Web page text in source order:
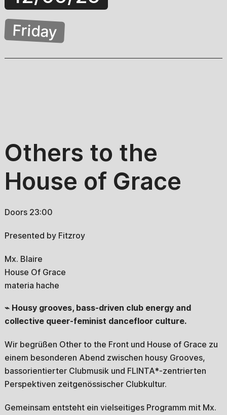
Friday
Others to the
House of Grace
Doors 23:00
Presented by Fitzroy
Mx. Blaire
House Of Grace
materia hache
⌁ Housy grooves, bass-driven club energy and
collective queer-feminist dancefloor culture.
Wir begrüßen Other to the Front und House of Grace zu
einem besonderen Abend zwischen housy Grooves,
bassorientierter Clubmusik und FLINTA*-zentrierten
Perspektiven zeitgenössischer Clubkultur.
Gemeinsam entsteht ein vielseitiges Programm mit Mx.